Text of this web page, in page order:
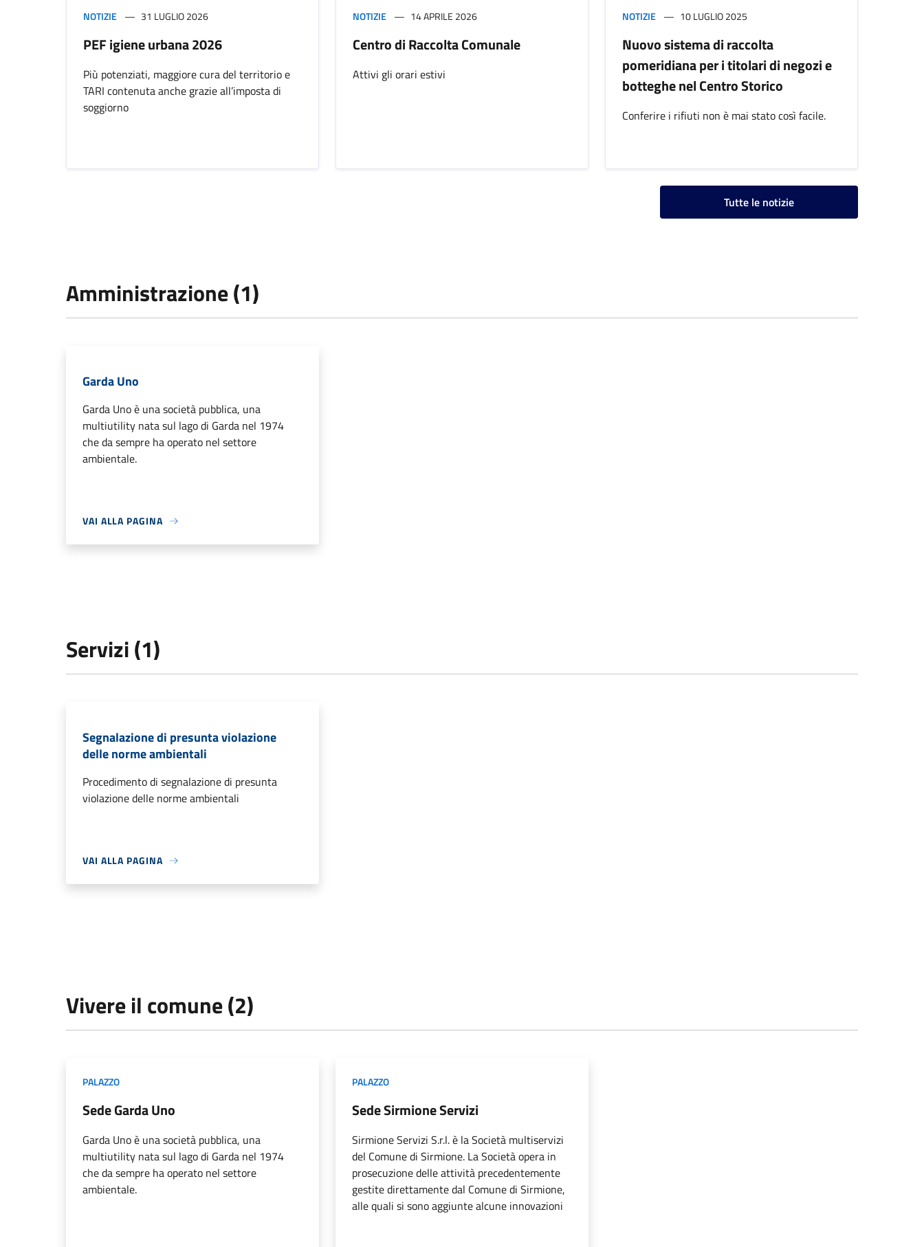
NOTIZIE 31 LUGLIO 2026
PEF igiene urbana 2026
Più potenziati, maggiore cura del territorio e
TARI contenuta anche grazie all’imposta di
soggiorno
NOTIZIE 14 APRILE 2026
Centro di Raccolta Comunale
Attivi gli orari estivi
NOTIZIE 10 LUGLIO 2025
Nuovo sistema di raccolta
pomeridiana per i titolari di negozi e
botteghe nel Centro Storico
Conferire i rifiuti non è mai stato così facile.
Tutte le notizie
Amministrazione (1)
Garda Uno
Garda Uno è una società pubblica, una
multiutility nata sul lago di Garda nel 1974
che da sempre ha operato nel settore
ambientale.
VAI ALLA PAGINA
Servizi (1)
Segnalazione di presunta violazione
delle norme ambientali
Procedimento di segnalazione di presunta
violazione delle norme ambientali
VAI ALLA PAGINA
Vivere il comune (2)
PALAZZO
Sede Garda Uno
Garda Uno è una società pubblica, una
multiutility nata sul lago di Garda nel 1974
che da sempre ha operato nel settore
ambientale.
PALAZZO
Sede Sirmione Servizi
Sirmione Servizi S.r.l. è la Società multiservizi
del Comune di Sirmione. La Società opera in
prosecuzione delle attività precedentemente
gestite direttamente dal Comune di Sirmione,
alle quali si sono aggiunte alcune innovazioni